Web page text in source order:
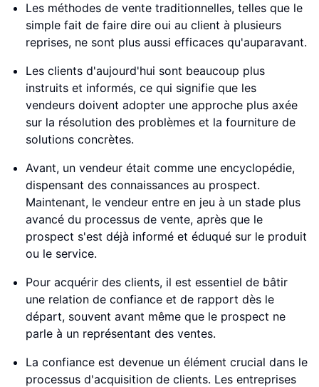
Les méthodes de vente traditionnelles, telles que le
simple fait de faire dire oui au client à plusieurs
reprises, ne sont plus aussi efficaces qu'auparavant.
Les clients d'aujourd'hui sont beaucoup plus
instruits et informés, ce qui signifie que les
vendeurs doivent adopter une approche plus axée
sur la résolution des problèmes et la fourniture de
solutions concrètes.
Avant, un vendeur était comme une encyclopédie,
dispensant des connaissances au prospect.
Maintenant, le vendeur entre en jeu à un stade plus
avancé du processus de vente, après que le
prospect s'est déjà informé et éduqué sur le produit
ou le service.
Pour acquérir des clients, il est essentiel de bâtir
une relation de confiance et de rapport dès le
départ, souvent avant même que le prospect ne
parle à un représentant des ventes.
La confiance est devenue un élément crucial dans le
processus d'acquisition de clients. Les entreprises